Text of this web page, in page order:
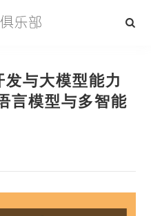
与大模型能力
言模型与多智能